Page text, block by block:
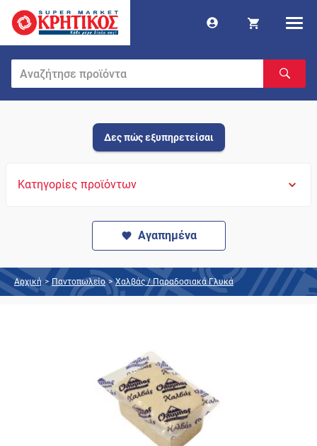
Δες πώς εξυπηρετείσαι
Κατηγορίες προϊόντων
Αγαπημένα
Αρχική > Παντοπωλείο > Χαλβάς / Παραδοσιακά Γλυκά